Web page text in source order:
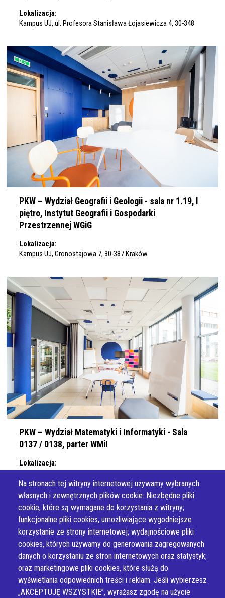
Na stronach tej witryny internetowej używamy wybranych
własnych i zewnętrznych plików cookie: Niezbędne pliki
cookie, które są wymagane do korzystania z witryny;
funkcjonalne pliki cookies, umożliwiające wygodniejsze
korzystanie ze strony internetowej; wydajnościowe pliki
cookies, których używamy do generowania zagregowanych
danych o korzystaniu ze stron internetowych oraz statystyk;
oraz marketingowe pliki cookies, które służą do
wyświetlania odpowiednich treści i reklam. Jeśli wybierzesz
„AKCEPTUJĘ WSZYSTKIE”, wyrażasz zgodę na użycie
Lokalizacja:
Kampus UJ, ul. Profesora Stanisława Łojasiewicza 4, 30-348
PKW – Wydział Geografii i Geologii - sala nr 1.19, I
piętro, Instytut Geografii i Gospodarki
Przestrzennej WGiG
Lokalizacja:
Kampus UJ, Gronostajowa 7, 30-387 Kraków
PKW – Wydział Matematyki i Informatyki - Sala
0137 / 0138, parter WMiI
Lokalizacja: